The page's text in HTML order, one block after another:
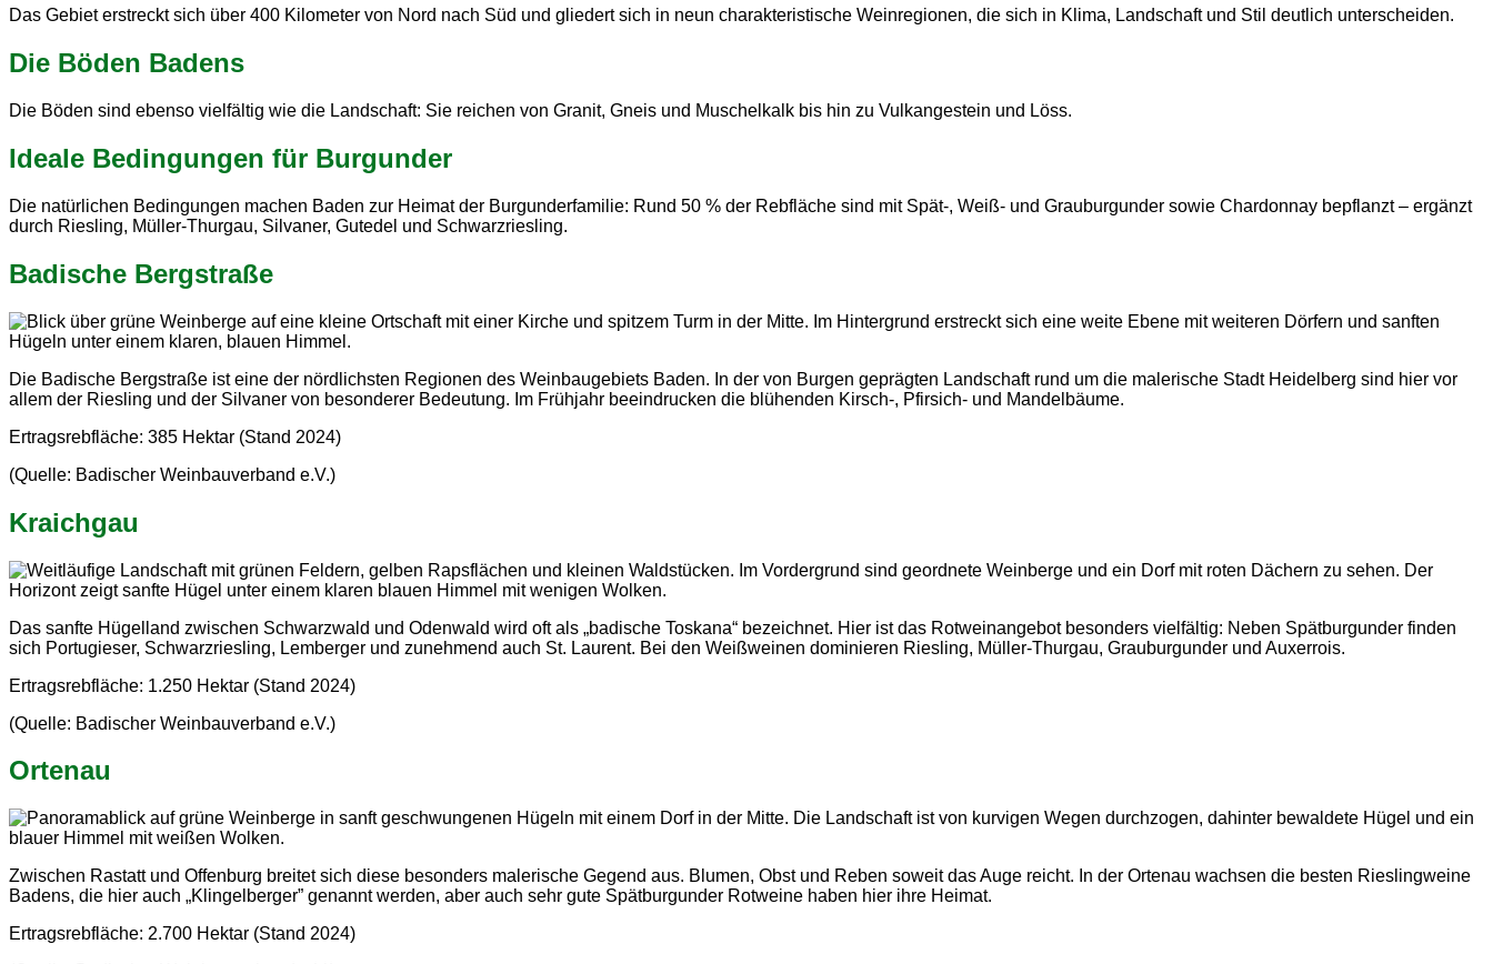
Das Gebiet erstreckt sich über 400 Kilometer von Nord nach Süd und gliedert sich in neun charakteristische Weinregionen, die sich in Klima, Landschaft und Stil deutlich unterscheiden.
Die Böden Badens
Die Böden sind ebenso vielfältig wie die Landschaft: Sie reichen von Granit, Gneis und Muschelkalk bis hin zu Vulkangestein und Löss.
Ideale Bedingungen für Burgunder
Die natürlichen Bedingungen machen Baden zur Heimat der Burgunderfamilie: Rund 50 % der Rebfläche sind mit Spät-, Weiß- und Grauburgunder sowie Chardonnay bepflanzt – ergänzt
durch Riesling, Müller-Thurgau, Silvaner, Gutedel und Schwarzriesling.
Badische Bergstraße
Die Badische Bergstraße ist eine der nördlichsten Regionen des Weinbaugebiets Baden. In der von Burgen geprägten Landschaft rund um die malerische Stadt Heidelberg sind hier vor
allem der Riesling und der Silvaner von besonderer Bedeutung. Im Frühjahr beeindrucken die blühenden Kirsch-, Pfirsich- und Mandelbäume.
Ertragsrebfläche: 385 Hektar (Stand 2024)
(Quelle: Badischer Weinbauverband e.V.)
Kraichgau
Das sanfte Hügelland zwischen Schwarzwald und Odenwald wird oft als „badische Toskana“ bezeichnet. Hier ist das Rotweinangebot besonders vielfältig: Neben Spätburgunder finden
sich Portugieser, Schwarzriesling, Lemberger und zunehmend auch St. Laurent. Bei den Weißweinen dominieren Riesling, Müller-Thurgau, Grauburgunder und Auxerrois.
Ertragsrebfläche: 1.250 Hektar (Stand 2024)
(Quelle: Badischer Weinbauverband e.V.)
Ortenau
Zwischen Rastatt und Offenburg breitet sich diese besonders malerische Gegend aus. Blumen, Obst und Reben soweit das Auge reicht. In der Ortenau wachsen die besten Rieslingweine
Badens, die hier auch „Klingelberger” genannt werden, aber auch sehr gute Spätburgunder Rotweine haben hier ihre Heimat.
Ertragsrebfläche: 2.700 Hektar (Stand 2024)